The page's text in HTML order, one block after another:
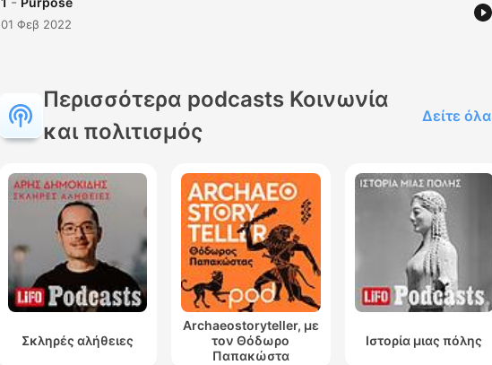
01 Φεβ 2022
Περισσότερα podcasts Κοινωνία
και πολιτισμός
Δείτε όλα
Σκληρές αλήθειες
Archaeostoryteller, με
τον Θόδωρο
Παπακώστα
Ιστορία μιας πόλης